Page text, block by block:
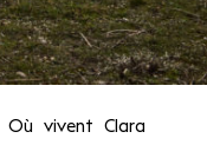
Où vivent Clara